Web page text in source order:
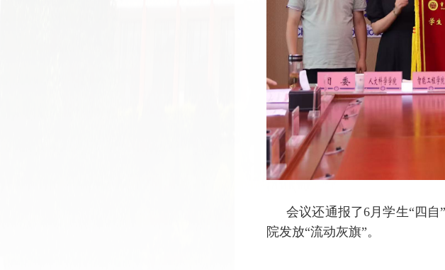
会议还通报了6月学生“四
院发放“流动灰旗”。